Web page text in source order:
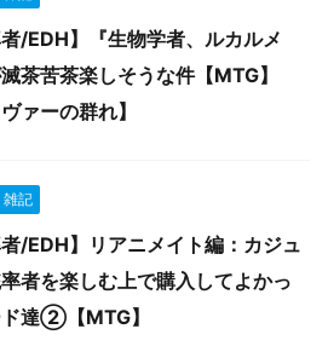
者/EDH】『生物学者、ルカルメ
茶苦茶楽しそうな件【MTG】
ヴァーの群れ】
雑記
者/EDH】リアニメイト編：カジュ
者を楽しむ上で購入してよかっ
達②【MTG】